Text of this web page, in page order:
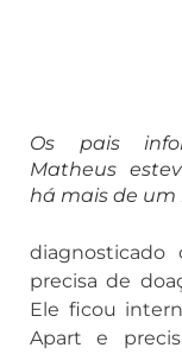
Os pais
Matheus
há mais de um
precisa de
Ele ficou
Apart e